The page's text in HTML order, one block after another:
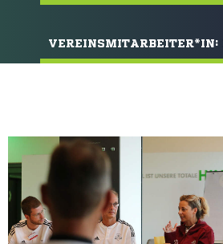
VEREINSMITARBEITER*IN: